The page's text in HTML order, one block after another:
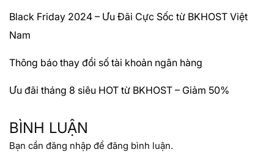
Black Friday 2024 – Ưu Đãi Cực Sốc từ BKHOST Việt
Nam
Thông báo thay đổi số tài khoản ngân hàng
Ưu đãi tháng 8 siêu HOT từ BKHOST – Giảm 50%
BÌNH LUẬN
Bạn cần đăng nhập để đăng bình luận.